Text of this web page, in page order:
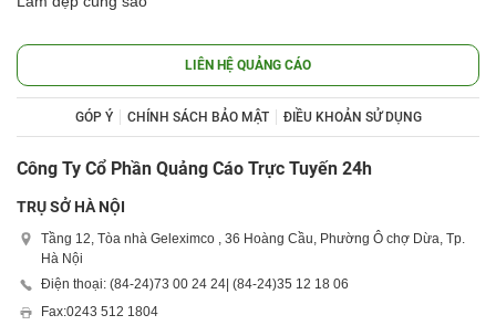
LIÊN HỆ QUẢNG CÁO
GÓP Ý CHÍNH SÁCH BẢO MẬT ĐIỀU KHOẢN SỬ DỤNG
Công Ty Cổ Phần Quảng Cáo Trực Tuyến 24h
TRỤ SỞ HÀ NỘI
Tầng 12, Tòa nhà Geleximco , 36 Hoàng Cầu, Phường Ô chợ Dừa, Tp.
Hà Nội
Điện thoại: (84-24)73 00 24 24 | (84-24)35 12 18 06
Fax:0243 512 1804